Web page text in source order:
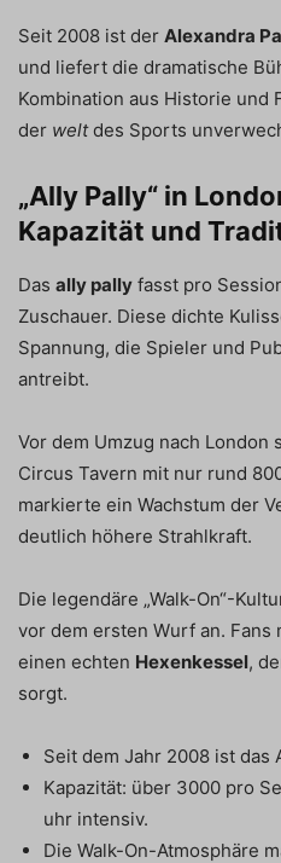
Seit 2008 ist der Alexandra
und liefert die dramatische
Kombination aus Historie und
der weltdes Sports
„Ally Pally“ in
Kapazität und
Das ally pally fasst pro
Zuschauer. Diese dichte
Spannung, die Spieler und
antreibt.
Vor dem Umzug nach
Circus Tavern mit nur rund
markierte ein Wachstum der
deutlich höhere Strahlkraft.
Die legendäre „Walk-On“-
vor dem ersten Wurf an. Fans
einen echten Hexenkessel,
sorgt.
Seit dem Jahr 2008 ist das
Kapazität: über 3000 pro
uhr intensiv.
Die Walk-On-Atmosphäre